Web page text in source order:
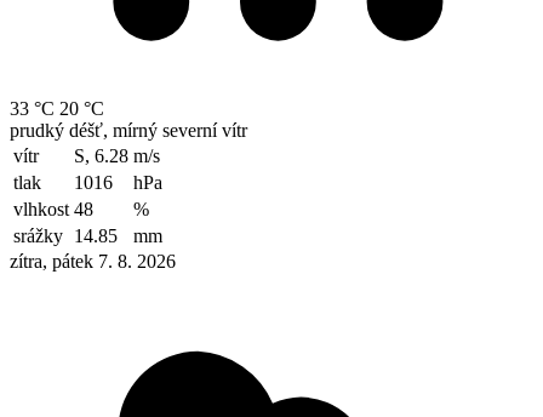
33 °C 20 °C
prudký déšť, mírný severní vítr
vítr
S, 6.28 m/s
tlak
1016
hPa
vlhkost 48
%
srážky 14.85
mm
zítra, pátek 7. 8. 2026